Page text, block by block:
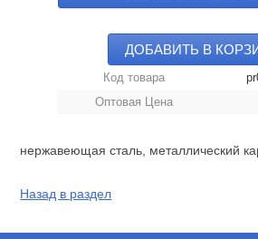
ДОБАВИТЬ В
Код товара
Оптовая Цена
нержавеющая сталь, металлический
Назад в раздел